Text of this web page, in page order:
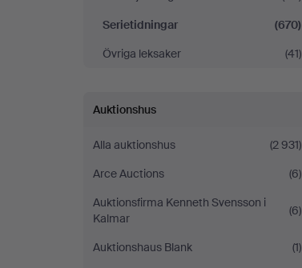
Serietidningar
(670)
Övriga leksaker
(41)
Auktionshus
Alla auktionshus
(2 931)
Arce Auctions
(6)
Auktionsfirma Kenneth Svensson i
Kalmar
(6)
Auktionshaus Blank
(1)